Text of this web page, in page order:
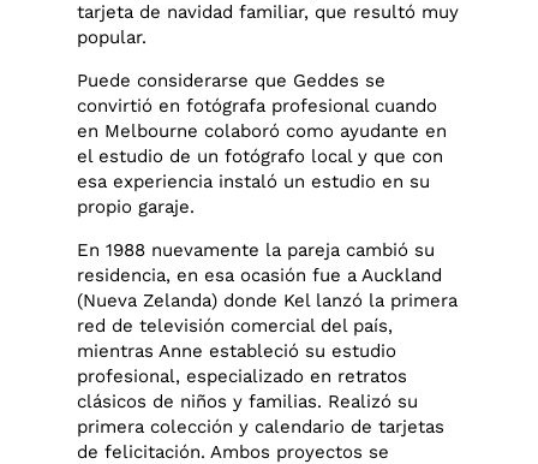
tarjeta de navidad familiar, que resultó muy
popular.
Puede considerarse que Geddes se
convirtió en fotógrafa profesional cuando
en Melbourne colaboró como ayudante en
el estudio de un fotógrafo local y que con
esa experiencia instaló un estudio en su
propio garaje.
En 1988 nuevamente la pareja cambió su
residencia, en esa ocasión fue a Auckland
(Nueva Zelanda) donde Kel lanzó la primera
red de televisión comercial del país,
mientras Anne estableció su estudio
profesional, especializado en retratos
clásicos de niños y familias. Realizó su
primera colección y calendario de tarjetas
de felicitación. Ambos proyectos se